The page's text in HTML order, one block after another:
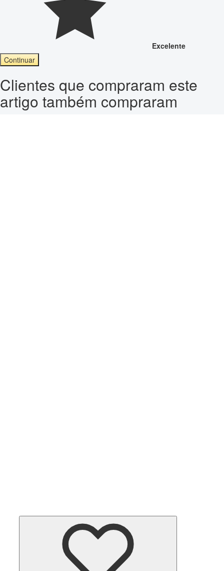
Excelente
Continuar
Clientes que compraram este
artigo também compraram